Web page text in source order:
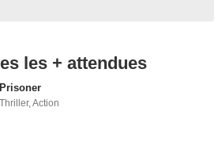
les + attendues
Prisoner
Thriller,Action